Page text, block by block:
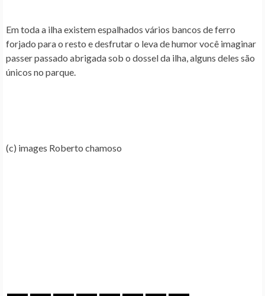
Em toda a ilha existem espalhados vários bancos de ferro
forjado para o resto e desfrutar o leva de humor você imaginar
passer passado abrigada sob o dossel da ilha, alguns deles são
únicos no parque.
(c) images Roberto chamoso